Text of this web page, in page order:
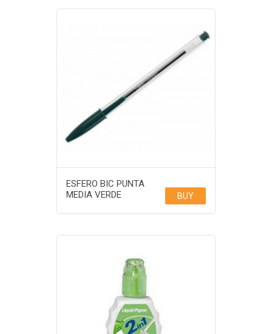
ESFERO BIC PUNTA
MEDIA VERDE
BUY